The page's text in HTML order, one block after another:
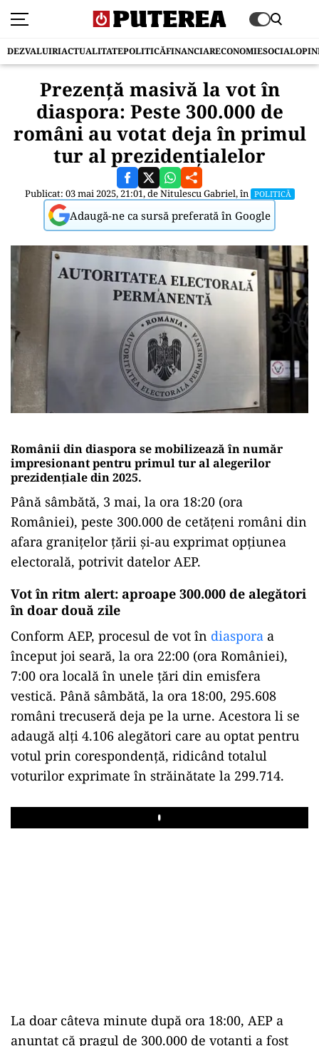
DEZVALUIRIACTUALITATEPOLITICĂFINANCIARECONOMIESOCIAL
Prezență masivă la vot în
diaspora: Peste 300.000 de
români au votat deja în primul
tur al prezidențialelor
Publicat: 03 mai 2025, 21:01, deNitulescu Gabriel, în POLITICĂ
Adaugă-ne ca sursă preferată în Google
Românii din diaspora se mobilizează în număr
impresionant pentru primul tur al alegerilor
prezidențiale din 2025.
Până sâmbătă, 3 mai, la ora 18:20 (ora
României), peste 300.000 de cetățeni români din
afara granițelor țării și-au exprimat opțiunea
electorală, potrivit datelor AEP.
Vot în ritm alert: aproape 300.000 de alegători
în doar două zile
Conform AEP, procesul de vot în diaspora a
început joi seară, la ora 22:00 (ora României),
7:00 ora locală în unele țări din emisfera
vestică. Până sâmbătă, la ora 18:00, 295.608
români trecuseră deja pe la urne. Acestora li se
adaugă alți 4.106 alegători care au optat pentru
votul prin corespondență, ridicând totalul
voturilor exprimate în străinătate la 299.714.
Play
La doar câteva minute după ora 18:00, AEP a
anunțat că pragul de 300.000 de votanți a fost